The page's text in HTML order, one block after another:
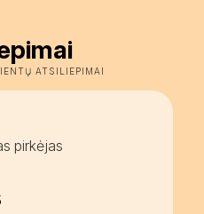
ATSILIEPIMAI
pirkėjas